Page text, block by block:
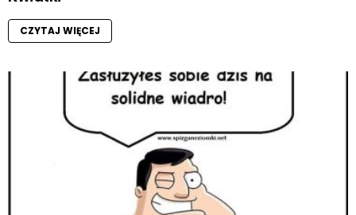
CZYTAJ WIĘCEJ